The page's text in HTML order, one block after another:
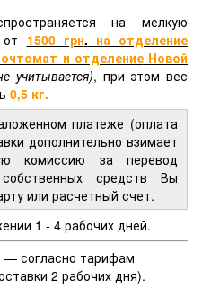
на мелкую
1500 грн. на отделение
и отделение Новой
учитывается), при этом вес
0,5 кг.
платеже (оплата
дополнительно взимает
комиссию за перевод
средств Вы
или расчетный счет.
1 - 4 рабочих дней.
согласно тарифам
2 рабочих дня).